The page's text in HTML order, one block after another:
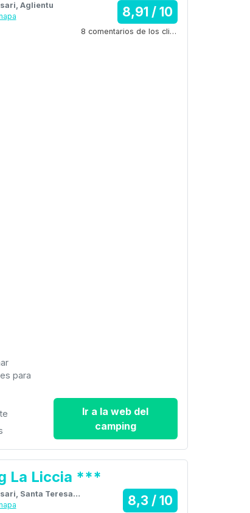
Aglientu
8,91 / 10
8 comentarios de los clientes
para
Ir a la web del
camping
La Liccia ***
Italia, Sassari, Santa Teresa di Gallura
8,3 / 10